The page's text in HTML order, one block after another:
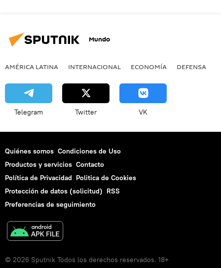
Mundo
AMÉRICA LATINA INTERNACIONAL ECONOMÍA DEFENSA
Telegram Twitter VK
Quiénes somos Condiciones de Uso
Productos y servicios Contacto
Política de Privacidad Politica de Cookies
Protección de datos (solicitud) RSS
Preferencias de seguimiento
© 2026 Sputnik Todos los derechos reservados. 18+